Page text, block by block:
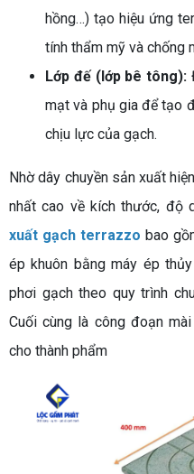
hồng…) tạo hiệu ứng
tính thẩm mỹ và chống
Lớp đế (lớp bê tông):
mạt và phụ gia để tạo
chịu lực của gạch.
Nhờ dây chuyền sản xuất
nhất cao về kích thước, độ
xuất gạch terrazzo bao
ép khuôn bằng máy ép
phơi gạch theo quy trình
Cuối cùng là công đoạn
cho thành phẩm